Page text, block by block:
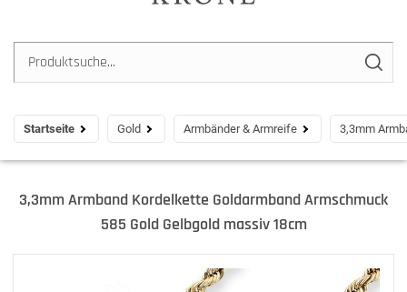
Startseite Gold Armbänder & Armreife 3,3mm
3,3mm Armband Kordelkette Goldarmband Armschmuck
585 Gold Gelbgold massiv 18cm